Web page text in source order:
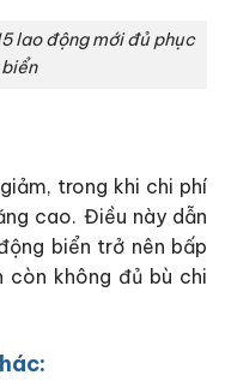
lao động mới đủ phục
trong khi chi phí
cao. Điều này dẫn
biển trở nên bấp
còn không đủ bù chi